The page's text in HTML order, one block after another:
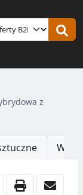
z